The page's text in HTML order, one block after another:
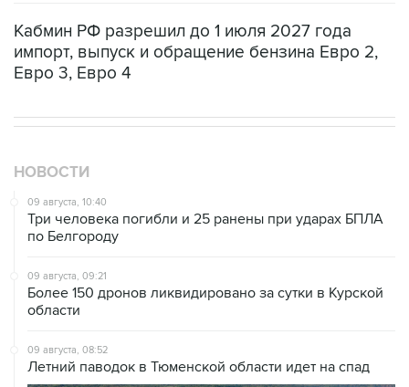
Кабмин РФ разрешил до 1 июля 2027 года
импорт, выпуск и обращение бензина Евро 2,
Евро 3, Евро 4
НОВОСТИ
09 августа, 10:40
Три человека погибли и 25 ранены при ударах БПЛА
по Белгороду
09 августа, 09:21
Более 150 дронов ликвидировано за сутки в Курской
области
09 августа, 08:52
Летний паводок в Тюменской области идет на спад